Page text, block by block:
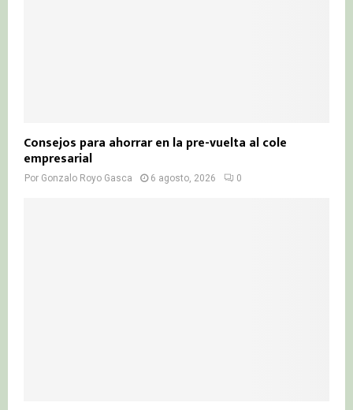
Consejos para ahorrar en la pre-vuelta al cole
empresarial
Por Gonzalo Royo Gasca 6 agosto, 2026 0